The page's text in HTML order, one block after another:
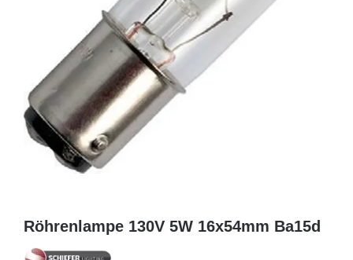
Röhrenlampe 130V 5W 16x54mm Ba15d